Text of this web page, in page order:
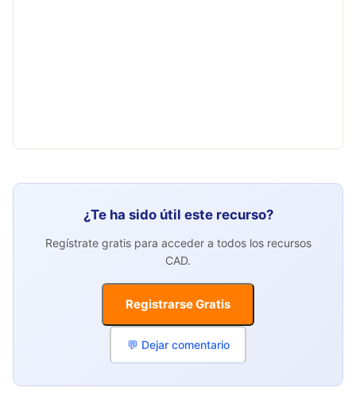
¿Te ha sido útil este recurso?
Regístrate gratis para acceder a todos los recursos
CAD.
Registrarse Gratis
💬 Dejar comentario